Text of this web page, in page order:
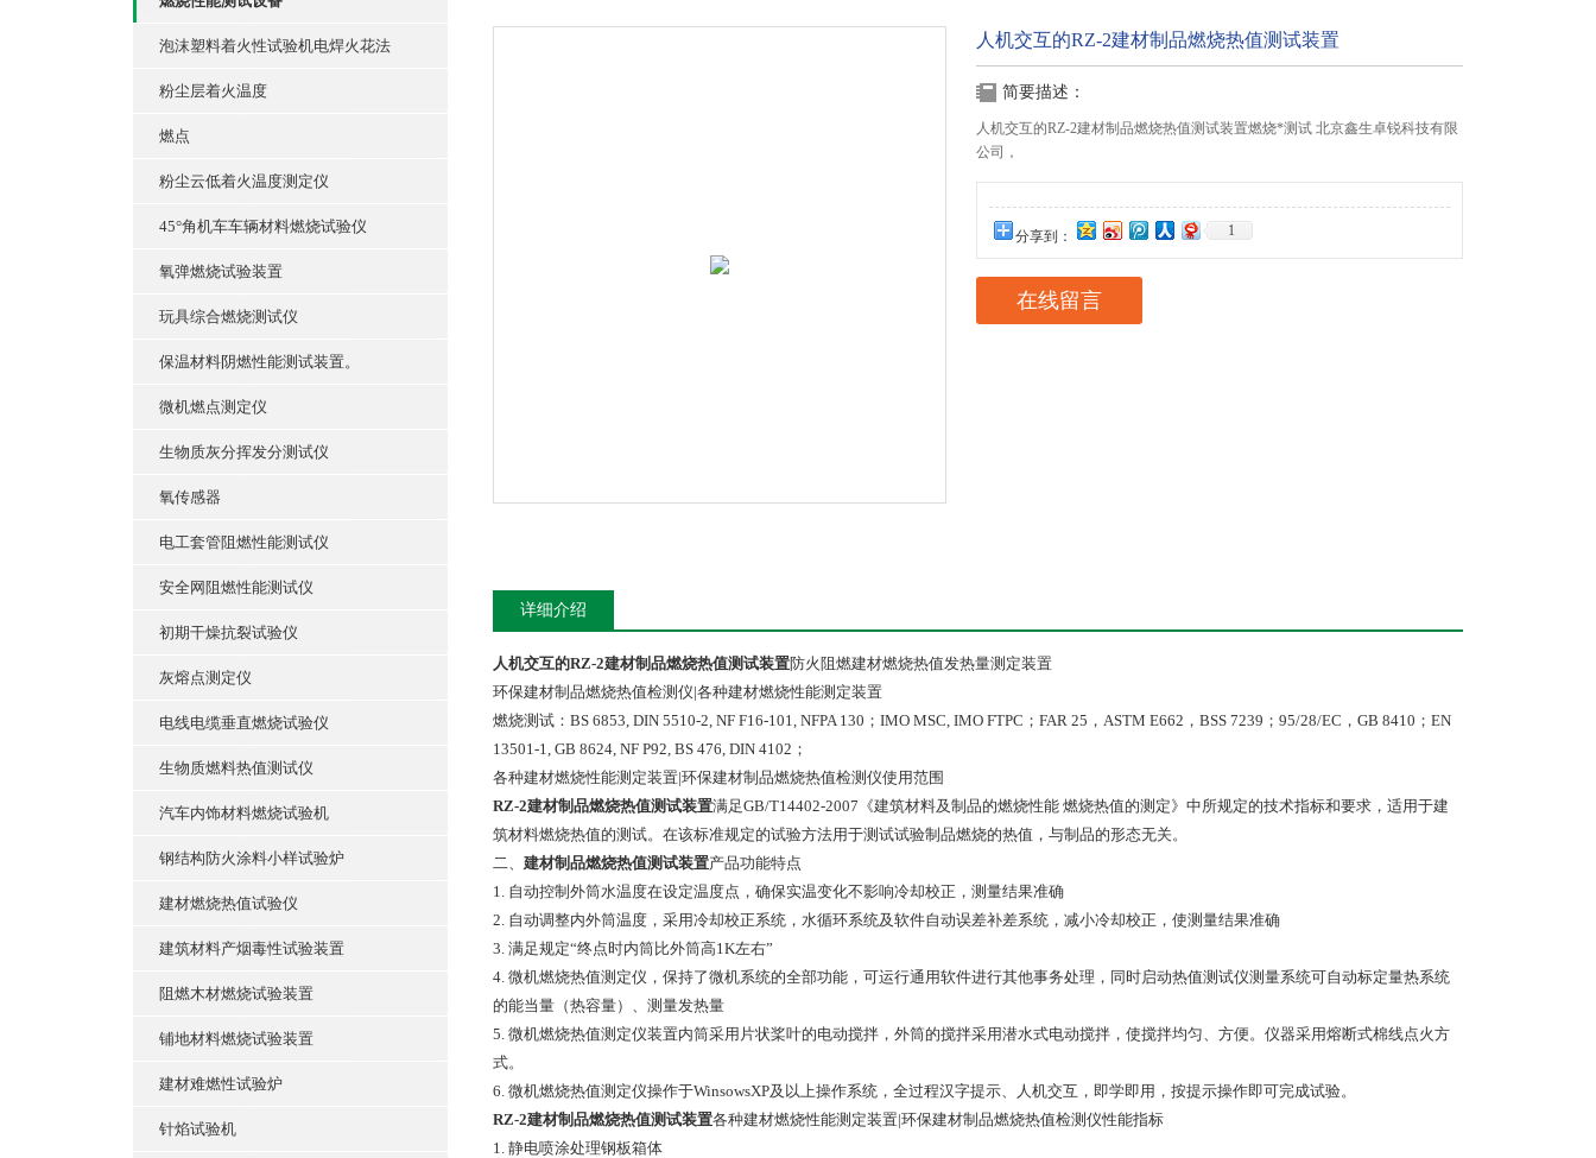
泡沫塑料着火性试验机电焊火花法
粉尘层着火温度
燃点
粉尘云低着火温度测定仪
45°角机车车辆材料燃烧试验仪
氧弹燃烧试验装置
玩具综合燃烧测试仪
保温材料阴燃性能测试装置。
微机燃点测定仪
生物质灰分挥发分测试仪
氧传感器
电工套管阻燃性能测试仪
安全网阻燃性能测试仪
初期干燥抗裂试验仪
灰熔点测定仪
电线电缆垂直燃烧试验仪
生物质燃料热值测试仪
汽车内饰材料燃烧试验机
钢结构防火涂料小样试验炉
建材燃烧热值试验仪
建筑材料产烟毒性试验装置
阻燃木材燃烧试验装置
铺地材料燃烧试验装置
建材难燃性试验炉
针焰试验机
人机交互的RZ-2建材制品燃烧热值测试装置
简要描述：
人机交互的RZ-2建材制品燃烧热值测试装置燃烧*测试 北京鑫生卓锐科技有限
公司，
分享到： 1
在线留言
详细介绍
人机交互的RZ-2建材制品燃烧热值测试装置防火阻燃建材燃烧热值发热量测定装置
环保建材制品燃烧热值检测仪|各种建材燃烧性能测定装置
燃烧测试：BS 6853, DIN 5510-2, NF F16-101, NFPA 130；IMO MSC, IMO FTPC；FAR 25，ASTM E662，BSS 7239；95/28/EC，GB 8410；EN
13501-1, GB 8624, NF P92, BS 476, DIN 4102；
各种建材燃烧性能测定装置|环保建材制品燃烧热值检测仪使用范围
RZ-2建材制品燃烧热值测试装置满足GB/T14402-2007《建筑材料及制品的燃烧性能 燃烧热值的测定》中所规定的技术指标和要求，适用于建
筑材料燃烧热值的测试。在该标准规定的试验方法用于测试试验制品燃烧的热值，与制品的形态无关。
二、 建材制品燃烧热值测试装置产品功能特点
1. 自动控制外筒水温度在设定温度点，确保实温变化不影响冷却校正，测量结果准确
2. 自动调整内外筒温度，采用冷却校正系统，水循环系统及软件自动误差补差系统，减小冷却校正，使测量结果准确
3. 满足规定“终点时内筒比外筒高1K左右”
4. 微机燃烧热值测定仪，保持了微机系统的全部功能，可运行通用软件进行其他事务处理，同时启动热值测试仪测量系统可自动标定量热系统
的能当量（热容量）、测量发热量
5. 微机燃烧热值测定仪装置内筒采用片状桨叶的电动搅拌，外筒的搅拌采用潜水式电动搅拌，使搅拌均匀、方便。仪器采用熔断式棉线点火方
式。
6. 微机燃烧热值测定仪操作于WinsowsXP及以上操作系统，全过程汉字提示、人机交互，即学即用，按提示操作即可完成试验。
RZ-2建材制品燃烧热值测试装置各种建材燃烧性能测定装置|环保建材制品燃烧热值检测仪性能指标
1. 静电喷涂处理钢板箱体